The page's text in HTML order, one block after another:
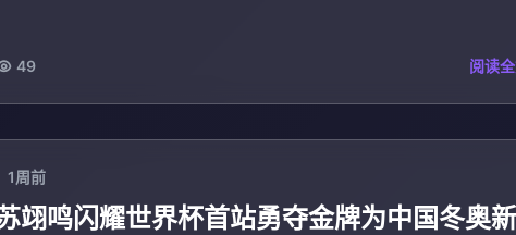
49 阅读
1周前
翊鸣闪耀世界杯首站勇夺金牌为中国冬奥